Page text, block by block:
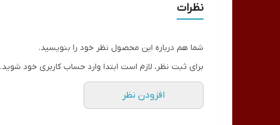
نظرات
شما هم درباره این محصول نظر خود را بنویسید.
برای ثبت نظر، لازم است ابتدا وارد حساب کاربری خود شوید.
افزودن نظر